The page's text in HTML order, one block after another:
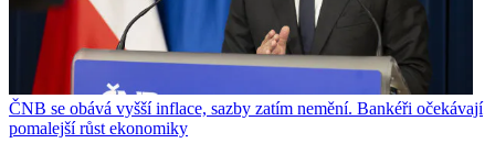
ČNB se obává vyšší inflace, sazby zatím nemění. Bankéři očekávají
pomalejší růst ekonomiky